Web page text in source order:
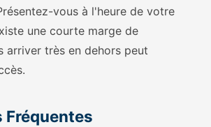
vous à l'heure de votre
une courte marge de
arriver très en dehors peut
Fréquentes